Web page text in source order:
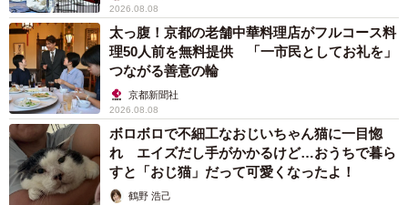
2026.08.08
太っ腹！京都の老舗中華料理店がフルコース料
理50人前を無料提供 「一市民としてお礼を」
つながる善意の輪
京都新聞社
2026.08.08
ボロボロで不細工なおじいちゃん猫に一目惚
れ エイズだし手がかかるけど…おうちで暮ら
すと「おじ猫」だって可愛くなったよ！
鶴野 浩己